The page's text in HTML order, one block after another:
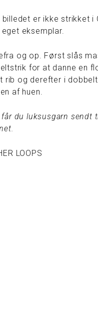
er ikke strikket i
eksemplar.
og op. Først slås
for at danne en
rib og derefter i
af huen.
du luksusgarn sendt
LOOPS